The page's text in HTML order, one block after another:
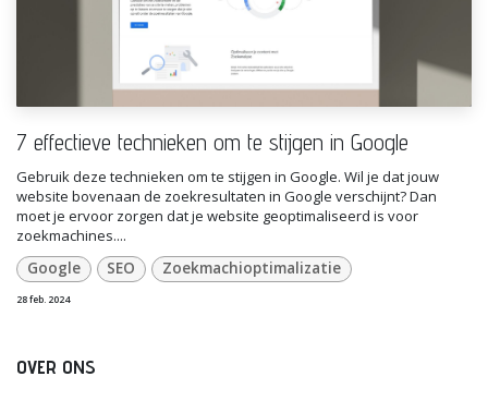
7 effectieve technieken om te stijgen in Google
Gebruik deze technieken om te stijgen in Google. Wil je dat jouw
website bovenaan de zoekresultaten in Google verschijnt? Dan
moet je ervoor zorgen dat je website geoptimaliseerd is voor
zoekmachines....
Google
SEO Zoekmachioptimalizatie
28 feb. 2024
OVER ONS